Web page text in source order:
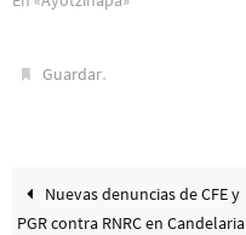
Guardar.
Nuevas denuncias de CFE y
PGR contra RNRC en Candelaria